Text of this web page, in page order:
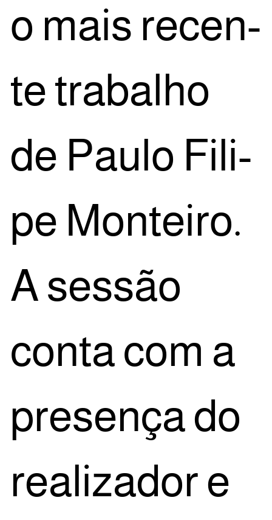
o mais recen­
te tra­ba­lho
de Pau­lo Fili­
pe Mon­tei­ro.
A ses­são
con­ta com a
pre­sen­ça do
rea­li­za­dor e